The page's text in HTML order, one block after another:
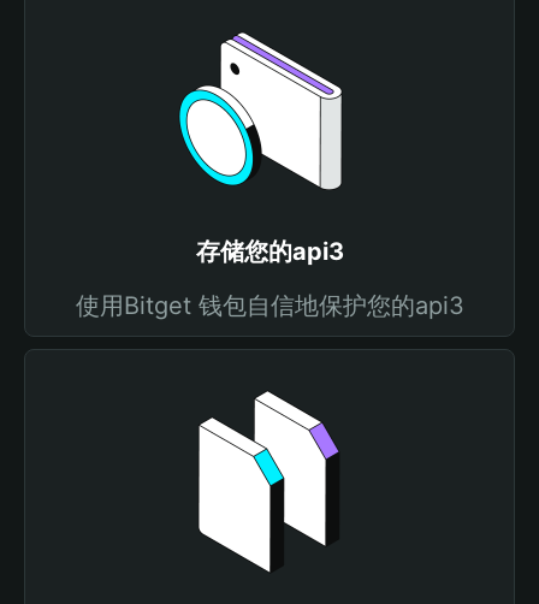
存储您的api3
使用Bitget 钱包自信地保护您的api3